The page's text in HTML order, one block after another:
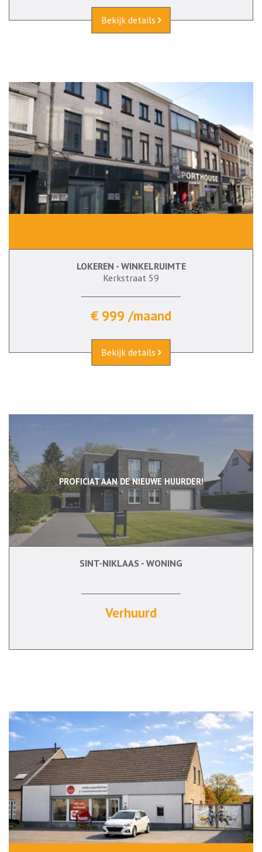
Bekijk details
LOKEREN - WINKELRUIMTE
Kerkstraat 59
€ 999 /maand
Bekijk details
PROFICIAT AAN DE NIEUWE HUURDER!
183 m² 3 Ja
SINT-NIKLAAS - WONING
Verhuurd